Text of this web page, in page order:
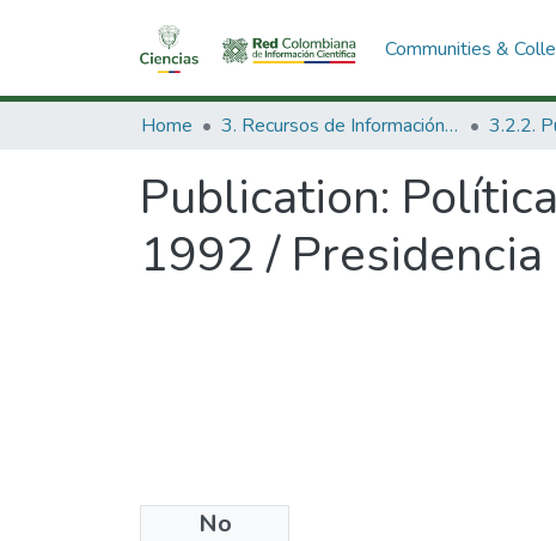
Communities &
Home 3. Recursos de Información Científica y Tecnológica
Publication:
1992 /
No